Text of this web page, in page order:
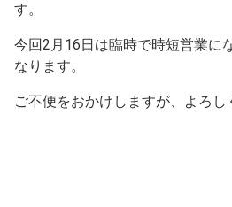
す。
今回2月16日は臨時で時短営業に
なります。
ご不便をおかけしますが、よろし